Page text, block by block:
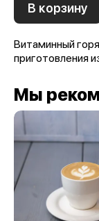
В корзину
Витаминный
приготовления
Мы